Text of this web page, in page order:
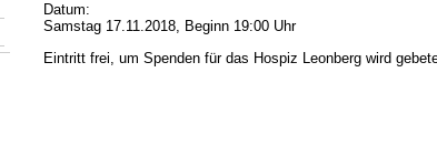
Datum:
Samstag 17.11.2018, Beginn 19:00 Uhr
Eintritt frei, um Spenden für das Hospiz Leonberg wird